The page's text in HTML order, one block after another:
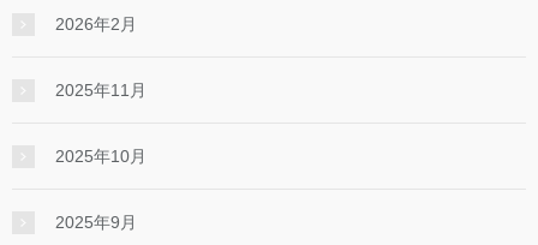
2026年2月
2025年11月
2025年10月
2025年9月